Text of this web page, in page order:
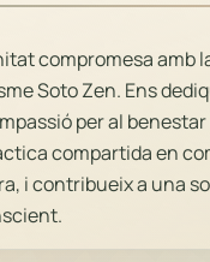
compromesa amb
Soto Zen. Ens
per al
compartida en
i contribueix a una